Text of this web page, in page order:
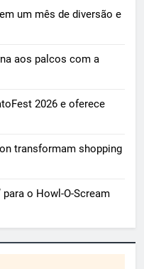
um mês de diversão e
aos palcos com a
2026 e oferece
transformam shopping
para o Howl-O-Scream